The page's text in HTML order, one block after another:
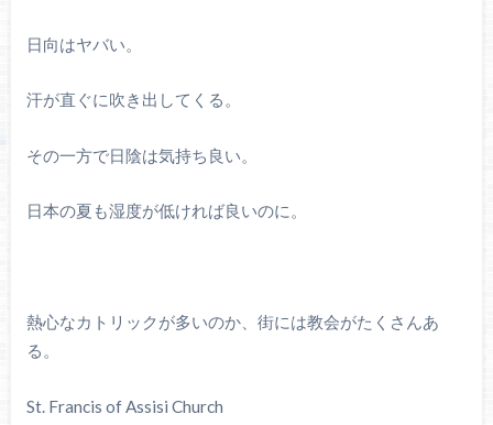
日向はヤバい。
汗が直ぐに吹き出してくる。
その一方で日陰は気持ち良い。
日本の夏も湿度が低ければ良いのに。
熱心なカトリックが多いのか、街には教会がたくさんあ
る。
St. Francis of Assisi Church